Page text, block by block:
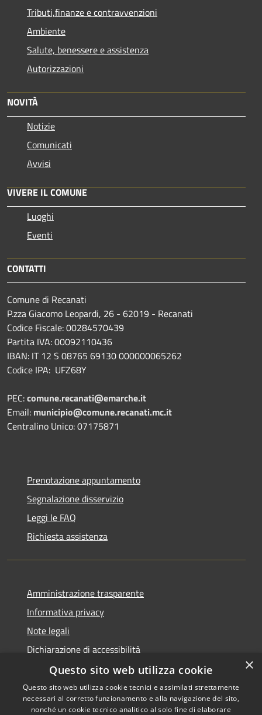
Tributi,finanze e contravvenzioni
Ambiente
Salute, benessere e assistenza
Autorizzazioni
NOVITÀ
Notizie
Comunicati
Avvisi
VIVERE IL COMUNE
Luoghi
Eventi
CONTATTI
Comune di Recanati
P.zza Giacomo Leopardi, 26 - 62019 - Recanati
Codice Fiscale: 00284570439
Partita IVA: 00092110436
IBAN: IT 12 S 08765 69130 000000065262
Codice IPA: UFZ68Y
PEC:comune.recanati@emarche.it
Email: municipio@comune.recanati.mc.it
Centralino Unico: 07175871
Prenotazione appuntamento
Segnalazione disservizio
Leggi le FAQ
Richiesta assistenza
Amministrazione trasparente
Informativa privacy
Note legali
Dichiarazione di accessibilità
Copyright © 2026 • Comune di
×
Questo sito web utilizza cookie
Questo sito web utilizza cookie tecnici e assimilati strettamente
necessari al corretto funzionamento e alla navigazione del sito,
nonché un cookie tecnico analitico al solo fine di elaborare